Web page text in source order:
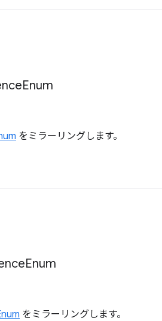
Enum
をミラーリングします。
Enum
をミラーリングします。